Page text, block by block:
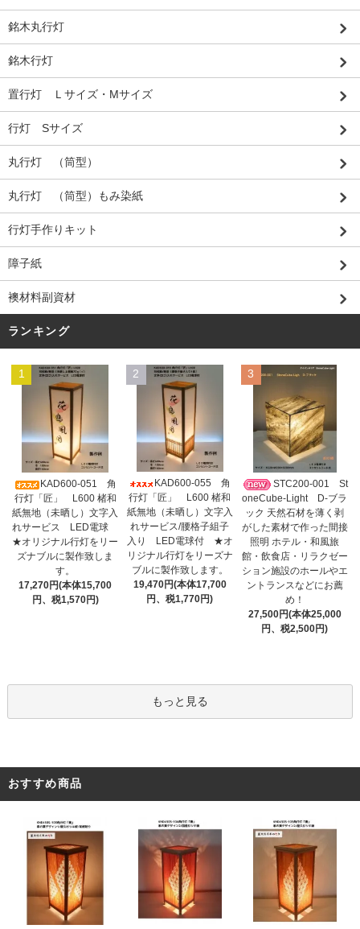
銘木丸行灯
銘木行灯
置行灯 Ｌサイズ・Mサイズ
行灯 Sサイズ
丸行灯 （筒型）
丸行灯 （筒型）もみ染紙
行灯手作りキット
障子紙
襖材料副資材
ランキング
1
KAD600-051 角
行灯「匠」 L600 楮和
紙無地（未晒し）文字入
れサービス LED電球
★オリジナル行灯をリー
ズナブルに製作致しま
す。
17,270円(本体15,700
円、税1,570円)
2
KAD600-055 角
行灯「匠」 L600 楮和
紙無地（未晒し）文字入
れサービス/腰格子組子
入り LED電球付 ★オ
リジナル行灯をリーズナ
ブルに製作致します。
19,470円(本体17,700
円、税1,770円)
3
STC200-001 St
oneCube-Light D-ブラ
ック 天然石材を薄く剥
がした素材で作った間接
照明 ホテル・和風旅
館・飲食店・リラクゼー
ション施設のホールやエ
ントランスなどにお薦
め！
27,500円(本体25,000
円、税2,500円)
もっと見る
おすすめ商品